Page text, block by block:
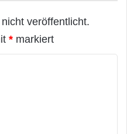
veröffentlicht.
* markiert